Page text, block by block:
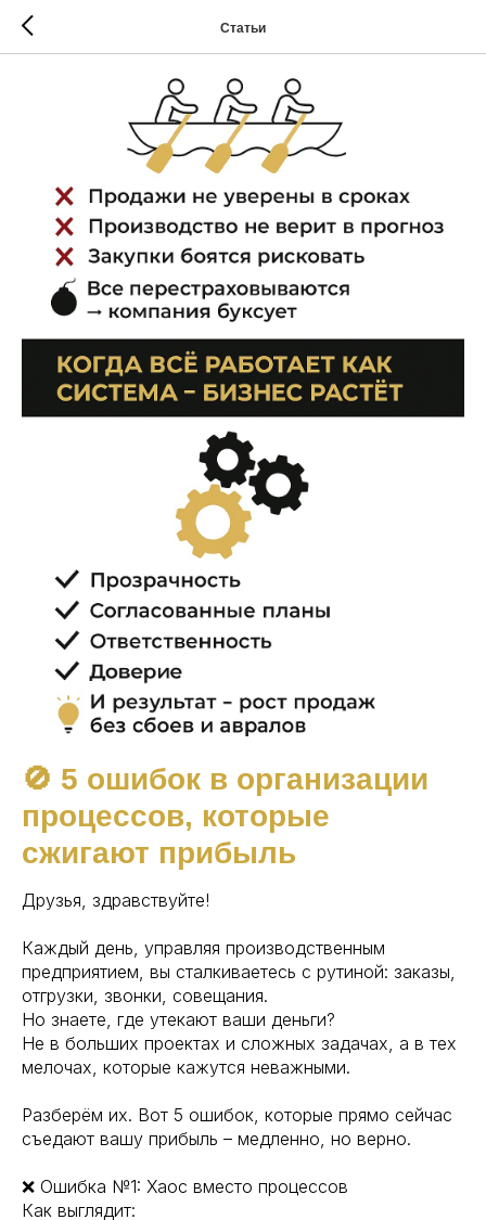
Статьи
🚫 5 ошибок в организации
процессов, которые
сжигают прибыль
Друзья, здравствуйте!
Каждый день, управляя производственным
предприятием, вы сталкиваетесь с рутиной: заказы,
отгрузки, звонки, совещания.
Но знаете, где утекают ваши деньги?
Не в больших проектах и сложных задачах, а в тех
мелочах, которые кажутся неважными.
Разберём их. Вот 5 ошибок, которые прямо сейчас
съедают вашу прибыль – медленно, но верно.
❌ Ошибка №1: Хаос вместо процессов
Как выглядит: